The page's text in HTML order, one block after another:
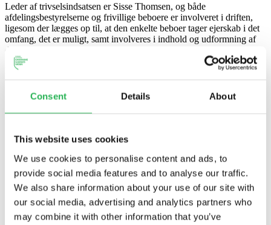
Consent Details About
This website uses cookies
We use cookies to personalise content and ads, to
provide social media features and to analyse our traffic.
We also share information about your use of our site with
our social media, advertising and analytics partners who
may combine it with other information that you’ve
Leder af trivselsindsatsen er Sisse Thomsen, og både
afdelingsbestyrelserne og frivillige beboere er involveret i driften,
ligesom der lægges op til, at den enkelte beboer tager ejerskab i det
omfang, det er muligt, samt involveres i indhold og udformning af
de sociale tiltag.
Projektet starter i 2023 og forventes afsluttet i 2026.
Emne:
Ensomhed Fællesskaber